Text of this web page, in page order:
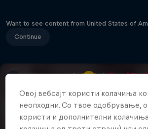
Want to see content from United States of
Continue
Овој вебсајт користи колачиња
неопходни. Со твое одобрување,
користи и дополнителни колачиња